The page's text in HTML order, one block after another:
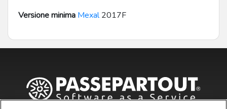
Versione minima Mexal2017F